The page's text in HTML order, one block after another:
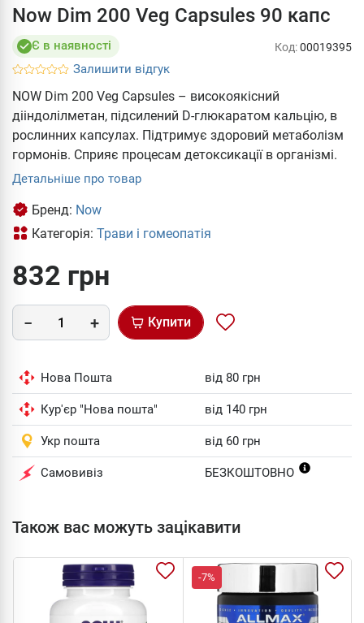
Now Dim 200 Veg Capsules 90 капс
Є в наявності
Залишити відгук
Код:00019395
NOW Dim 200 Veg Capsules – високоякісний
дііндолілметан, підсилений D-глюкаратом кальцію, в
рослинних капсулах. Підтримує здоровий метаболізм
гормонів. Сприяє процесам детоксикації в організмі.
Детальніше про товар
Бренд: Now
Категорія: Трави і гомеопатія
832 грн
Купити
Нова Пошта від 80 грн
Кур'єр "Нова пошта" від 140 грн
Укр пошта від 60 грн
Самовивіз БЕЗКОШТОВНО
Також вас можуть зацікавити
-7%